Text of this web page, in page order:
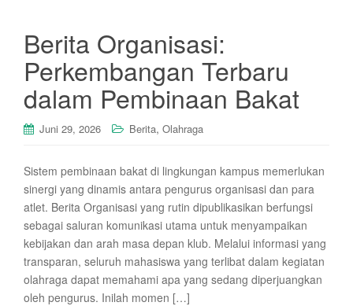
Berita Organisasi:
Perkembangan Terbaru
dalam Pembinaan Bakat
Juni 29, 2026 Berita, Olahraga
Sistem pembinaan bakat di lingkungan kampus memerlukan
sinergi yang dinamis antara pengurus organisasi dan para
atlet. Berita Organisasi yang rutin dipublikasikan berfungsi
sebagai saluran komunikasi utama untuk menyampaikan
kebijakan dan arah masa depan klub. Melalui informasi yang
transparan, seluruh mahasiswa yang terlibat dalam kegiatan
olahraga dapat memahami apa yang sedang diperjuangkan
oleh pengurus. Inilah momen […]